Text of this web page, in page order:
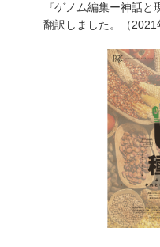
『ゲノム編集ー神話と
翻訳しました。（2021